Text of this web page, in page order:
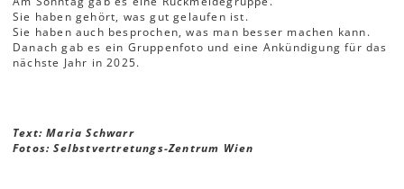
Sie haben gehört, was gut gelaufen ist.
Sie haben auch besprochen, was man besser machen kann.
Danach gab es ein Gruppenfoto und eine Ankündigung für das
nächste Jahr in 2025.
Text: Maria Schwarr
Fotos: Selbstvertretungs-Zentrum Wien